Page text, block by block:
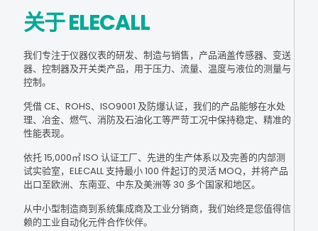
关于 ELECALL
我们专注于仪器仪表的研发、制造与销售，产品涵盖传感器、变送
器、控制器及开关类产品，用于压力、流量、温度与液位的测量与
控制。
凭借 CE、ROHS、ISO9001 及防爆认证，我们的产品能够在水处
理、冶金、燃气、消防及石油化工等严苛工况中保持稳定、精准的
性能表现。
依托 15,000㎡ ISO 认证工厂、先进的生产体系以及完善的内部测
试实验室，ELECALL 支持最小 100 件起订的灵活 MOQ，并将产品
出口至欧洲、东南亚、中东及美洲等 30 多个国家和地区。
从中小型制造商到系统集成商及工业分销商，我们始终是您值得信
赖的工业自动化元件合作伙伴。